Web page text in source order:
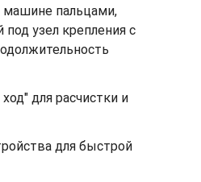
машине пальцами,
узел крепления с
для расчистки и
для быстрой